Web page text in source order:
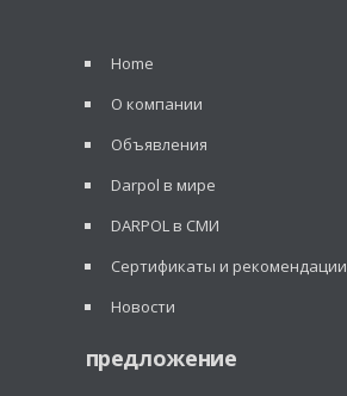
Home
О компании
Объявления
Darpol в мире
DARPOL в СМИ
Сертификаты и рекомендации
Новости
предложение